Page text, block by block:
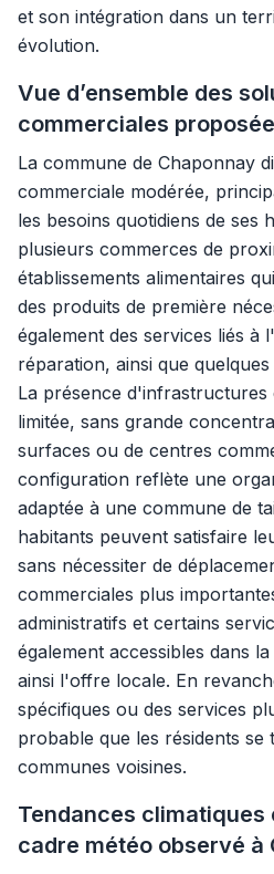
et son intégration dans un
évolution.
Vue d’ensemble des
commerciales
La commune de Chaponnay
commerciale modérée,
les besoins quotidiens de ses
plusieurs commerces de
établissements alimentaires
des produits de première
également des services liés à
réparation, ainsi que
La présence d'infrastructures
limitée, sans grande
surfaces ou de centres
configuration reflète une
adaptée à une commune de
habitants peuvent satisfaire
sans nécessiter de
commerciales plus
administratifs et certains
également accessibles dans
ainsi l'offre locale. En
spécifiques ou des services
probable que les résidents se
communes voisines.
Tendances climatiques
cadre météo observé à